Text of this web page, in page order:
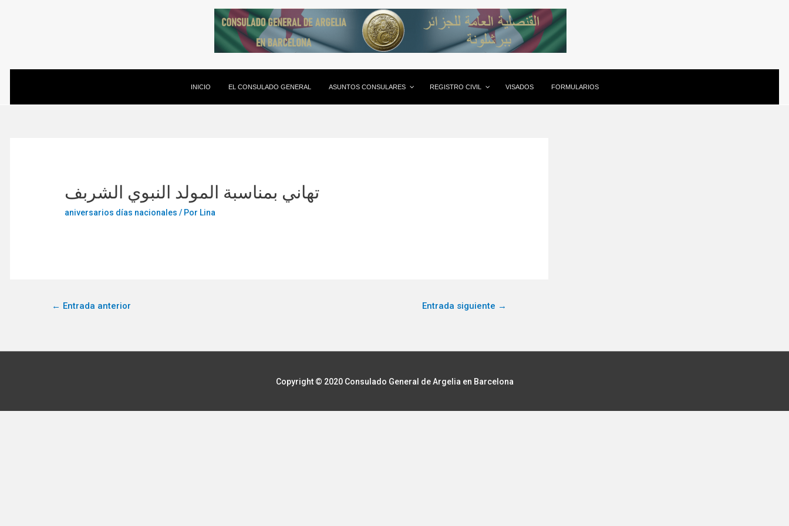
INICIO EL CONSULADO GENERAL ASUNTOS CONSULARES REGISTRO CIVIL VISADOS FORMULARIOS
تهاني بمناسبة المولد النبوي الشربف
aniversarios días nacionales / Por Lina
← Entrada anterior Entrada siguiente →
Copyright © 2020 Consulado General de Argelia en Barcelona